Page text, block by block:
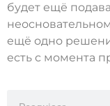
будет ещё
ещё одно
есть с момента